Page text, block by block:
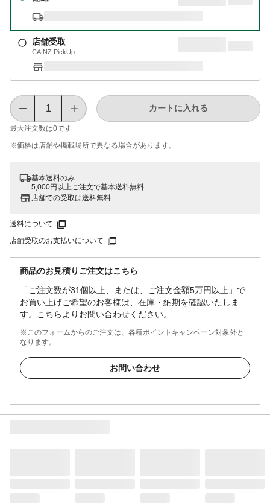
店舗受取
CAINZ PickUp
最大注文数は0です
カートに入れる
※価格は​店舗や​掲載場所で​異なる​場合が​あります。
基本送料のみ
5,000円以上ご注文で基本送料無料
店舗での受取は送料無料
送料について
店舗受取のお支払いについて
商品のお見積りご注文はこちら
「ご注文数が31個以上、または、ご注文金額5万円以上」で
お買い上げご希望のお客様は、在庫・納期を確認いたしま
す。こちらよりお問い合わせください。
※このフォームからのご注文は、各種ポイントキャンペーン対象外と
なります。
お問い合わせ